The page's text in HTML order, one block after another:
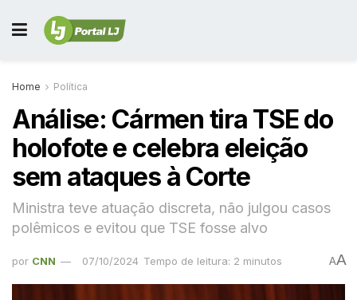
Home Política
Análise: Cármen tira TSE do
holofote e celebra eleição
sem ataques à Corte
Ministra teve atuação discreta, não julgou casos
polêmicos e evitou que TSE fosse alvo
por CNN 07/10/2024 Tempo de leitura: 2 minutos AA